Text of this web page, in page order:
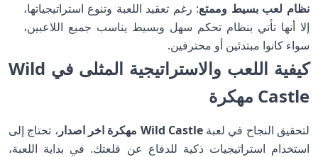
نظام لعب بسيط وممتع: رغم تعقيد اللعبة وتنوع استراتيجياتها،
إلا أنها تأتي بنظام تحكم سهل وبسيط يناسب جميع اللاعبين،
سواء كانوا مبتدئين أو محترفين.
كيفية اللعب والاستراتيجية المثلى في Wild
Castle مهكرة
لتحقيق النجاح في لعبةWild Castle مهكرة اخر اصدار
، تحتاج إلى
استخدام استراتيجيات ذكية للدفاع عن قلعتك. في بداية اللعبة،